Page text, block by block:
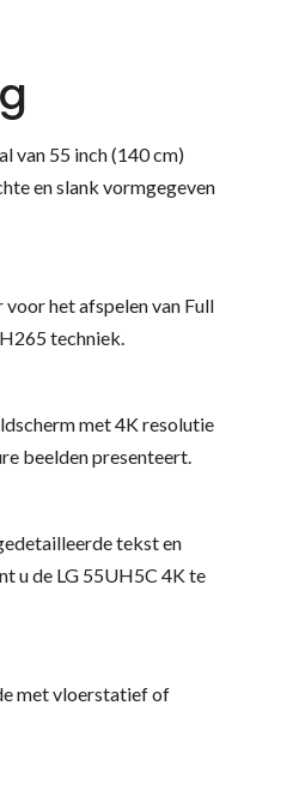
van 55 inch (140 cm)
en slank vormgegeven
het afspelen van Full
techniek.
met 4K resolutie
beelden presenteert.
tekst en
u de LG 55UH5C 4K te
met vloerstatief of